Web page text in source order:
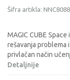
Šifra artikla:
MAGIC CUBE
rešavanja problema
privlačan način
Detaljnije